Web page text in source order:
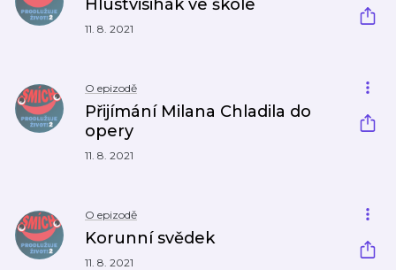
Hlustvisihák ve škole
11. 8. 2021
O epizodě
Přijímání Milana Chladila do
opery
11. 8. 2021
O epizodě
Korunní svědek
11. 8. 2021